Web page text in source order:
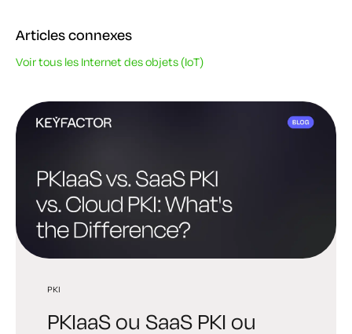
Articles connexes
Voir tous les Internet des objets (IoT)
PKI
PKIaaS ou SaaS PKI ou
PKI
PKI meilleures PKI :
PQC
PKI post-quantique : guide